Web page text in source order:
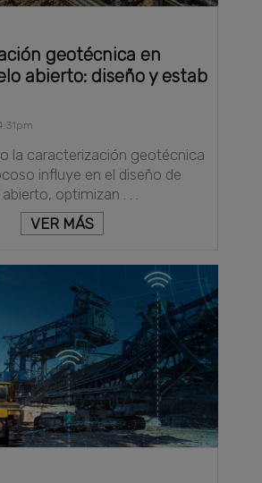
geotécnica en
abierto: diseño y estab
la caracterización geotécnica
influye en el diseño de
optimizan . . .
VER MÁS